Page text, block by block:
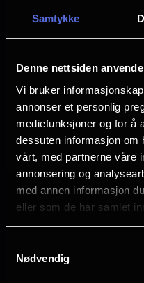
Samtykke
Denne nettsiden
Vi bruker
annonser et personlig
mediefunksjoner og for å
dessuten informasjon om
vårt, med partnerne våre
annonsering og
med annen informasjon
eller som de har samlet
tjenestene deres.
Nødvendig
Eve Ridley
Matthias Schoenaerts
EN
Sjanger
Action
Komedie
Superheltfilm
Distributør
Warner Bros.
kameraet har
Rob Hardy,
kostymedesigner
effektsjef Geoffrey
Ramin Djawadi.
DC Studios
Troll Court
Company, en film
«Supergirl».
premiere 26. juni.